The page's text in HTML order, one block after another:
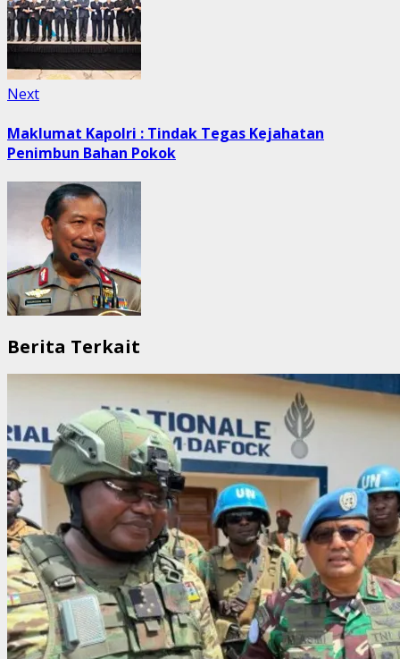
NextNext
Maklumat Kapolri : Tindak Tegas Kejahatan
Penimbun Bahan Pokok
Berita Terkait